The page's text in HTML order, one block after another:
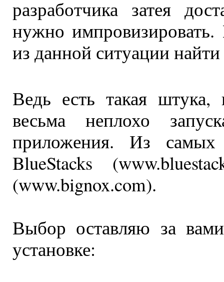
разработчика затея
нужно
из данной ситуации
Ведь есть такая
весьма неплохо
приложения. Из самых
BlueStacks
(www.bignox.com).
Выбор оставляю за
установке: